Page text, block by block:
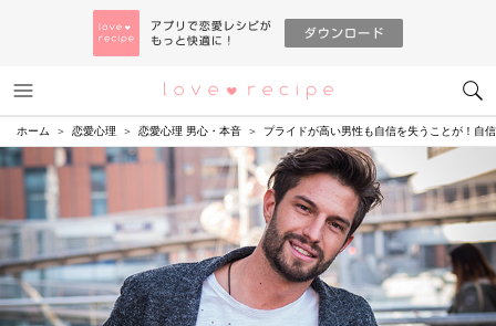
恋愛レシピ
ホーム 恋愛心理 恋愛心理 男心・本音 プライドが高い男性も自信を失うことが！自